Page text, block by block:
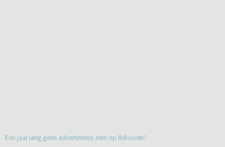
Een jaar lang geen advertenties zien op Refoweb?